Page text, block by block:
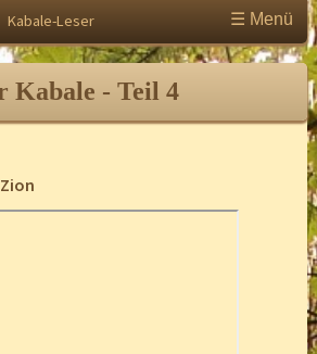
Kabale-Leser ☰ Menü
Kabale - Teil 4